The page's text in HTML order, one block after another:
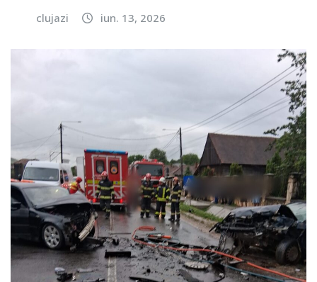
clujazi iun. 13, 2026